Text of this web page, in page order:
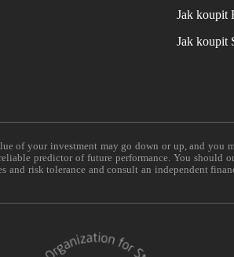
Jak koupit
Jak koupit
of your investment may go down or up, and you
predictor of future performance. You
risk tolerance and consult an independent